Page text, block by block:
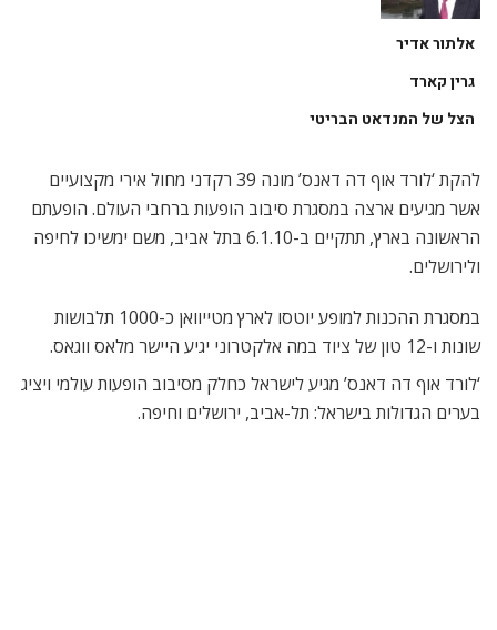
אלתור אדיר
גרין קארד
הצל של המנדאט הבריטי
להקת ‘לורד אוף דה דאנס’ מונה 39 רקדני מחול אירי מקצועיים
אשר מגיעים ארצה במסגרת סיבוב הופעות ברחבי העולם. הופעתם
הראשונה בארץ, תתקיים ב-6.1.10 בתל אביב, משם ימשיכו לחיפה
ולירושלים.
במסגרת ההכנות למופע יוטסו לארץ מטייוואן כ-1000 תלבושות
שונות ו-12 טון של ציוד במה אלקטרוני יגיע היישר מלאס ווגאס.
‘לורד אוף דה דאנס’ מגיע לישראל כחלק מסיבוב הופעות עולמי ויציג
בערים הגדולות בישראל: תל-אביב, ירושלים וחיפה.